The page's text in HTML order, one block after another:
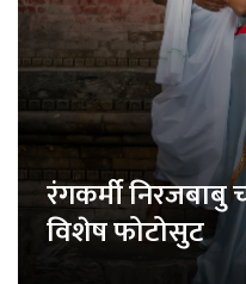
रंगकर्मी निरजबाबु
विशेष फोटोसुट